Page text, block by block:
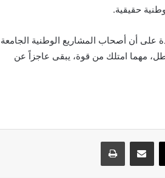
حقيقية.
على أن أصحاب المشاريع الوطنية الجامعة
مهما امتلك من قوة، يبقى عاجزاً عن
مشاركة عبر البريد طباعة